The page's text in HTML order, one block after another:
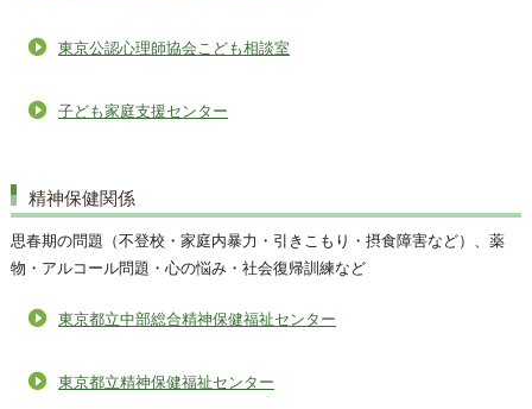
東京公認心理師協会こども相談室
子ども家庭支援センター
精神保健関係
思春期の問題（不登校・家庭内暴力・引きこもり・摂食障害など）、薬
物・アルコール問題・心の悩み・社会復帰訓練など
東京都立中部総合精神保健福祉センター
東京都立精神保健福祉センター